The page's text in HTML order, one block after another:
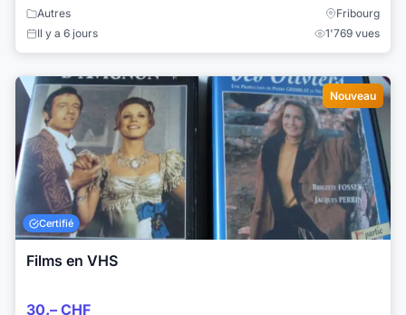
Autres
Fribourg
Il y a 6 jours
1'769 vues
Nouveau
Certifié
Films en VHS
30.– CHF